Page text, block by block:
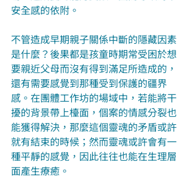
安全感的依附。
不管造成早期親子關係中斷的隱藏因素
是什麼？後果都是孩童時期常受困於想
要親近父母而沒有得到滿足所造成的，
還有需要感覺到那種受到保護的疆界
感。在團體工作坊的場域中，若能將干
擾的背景帶上檯面，個案的情感分裂也
能獲得解決，那麼這個靈魂的矛盾或許
就有結束的時候；然而靈魂或許會有一
種平靜的感覺，因此往往也能在生理層
面產生療癒。